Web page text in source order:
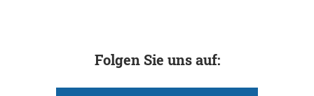
Folgen Sie uns auf: